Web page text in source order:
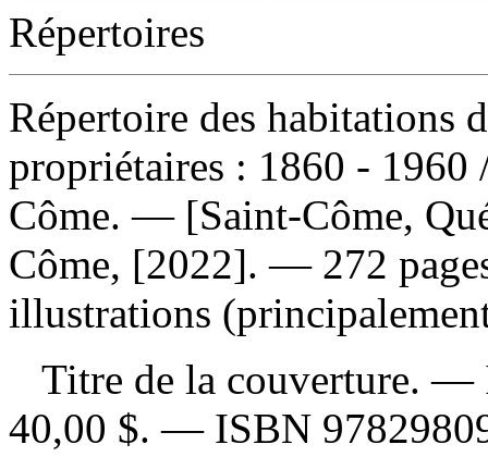
Répertoires
Répertoire des habitations
propriétaires : 1860 - 1960
Côme. — [Saint-Côme,
Côme, [2022]. — 272
illustrations
Titre de la couverture. —
40,00 $. — ISBN